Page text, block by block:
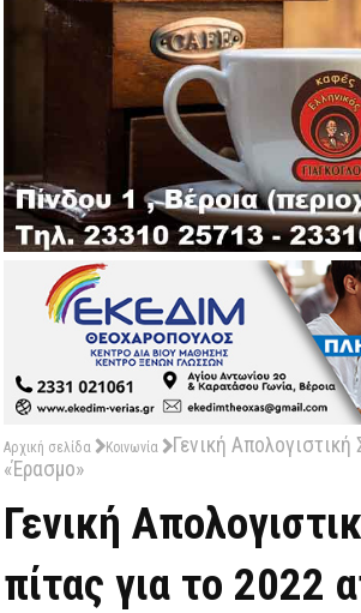
Αρχική σελίδα Κοινωνία
Γενική
«Έρασμο»
Γενική
πίτας για το 2022